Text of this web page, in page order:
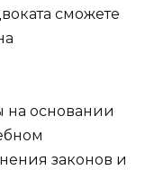
сможете
основании
законов и